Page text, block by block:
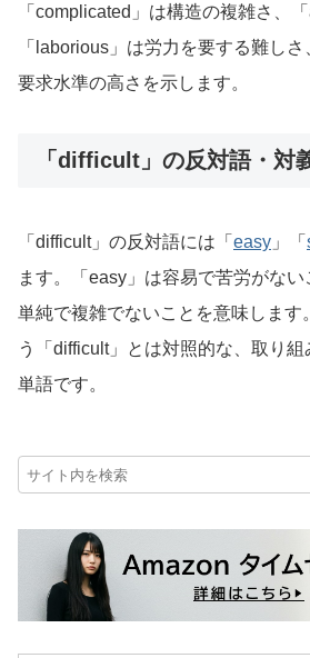
「complicated」は構造の複雑さ、「
「laborious」は労力を要する難し
要求水準の高さを示します。
「difficult」の反対語・対
「difficult」の反対語には「 easy 」「
ます。「easy」は容易で苦労がな
単純で複雑でないことを意味します
う「difficult」とは対照的な、取り
単語です。